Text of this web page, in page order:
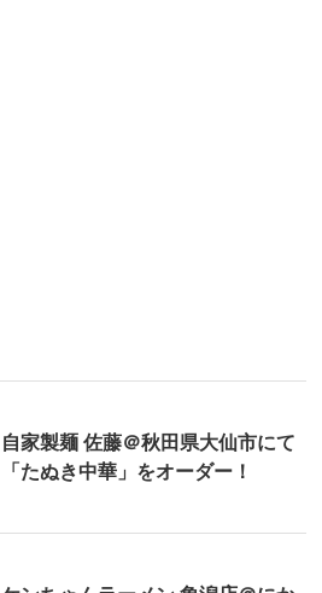
自家製麺 佐藤＠秋田県大仙市にて
「たぬき中華」をオーダー！